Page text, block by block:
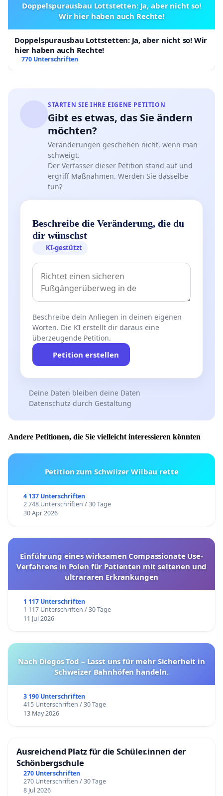
Doppelspurausbau Lottstetten: Ja, aber nicht so!
Wir hier haben auch Rechte!
Doppelspurausbau Lottstetten: Ja, aber nicht so! Wir
hier haben auch Rechte!
770 Unterschriften
STARTEN SIE IHRE EIGENE PETITION
Gibt es etwas, das Sie ändern
möchten?
Veränderungen geschehen nicht, wenn man
schweigt.
Der Verfasser dieser Petition stand auf und
ergriff Maßnahmen. Werden Sie dasselbe
tun?
Beschreibe die Veränderung, die du
dir wünschst
KI-gestützt
Beschreibe dein Anliegen in deinen eigenen
Worten. Die KI erstellt dir daraus eine
überzeugende Petition.
Petition erstellen
Deine Daten bleiben deine Daten
Datenschutz durch Gestaltung
Andere Petitionen, die Sie vielleicht interessieren könnten
Petition zum Schwiizer Wiibau rette
4 137 Unterschriften
2 748 Unterschriften / 30 Tage
30 Apr 2026
Einführung eines wirksamen Compassionate Use-
Verfahrens in Polen für Patienten mit seltenen und
ultrararen Erkrankungen
1 117 Unterschriften
1 117 Unterschriften / 30 Tage
11 Jul 2026
Nach Diegos Tod – Lasst uns für mehr Sicherheit in
Schweizer Bahnhöfen handeln.
3 190 Unterschriften
415 Unterschriften / 30 Tage
13 May 2026
Ausreichend Platz für die Schüler.innen der
Schönbergschule
270 Unterschriften
270 Unterschriften / 30 Tage
8 Jul 2026